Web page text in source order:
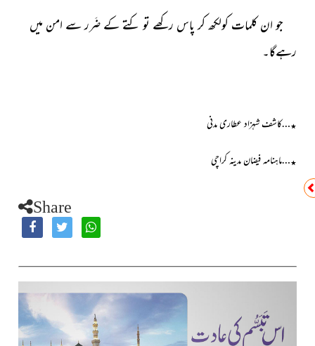
جو ان کلمات کولکھ کر پاس رکھے تو کتے کے ضَرر سے امن میں
رہےگا۔
٭…کاشف شہزاد عطاری مدنی
٭…ماہنامہ فیضان مدینہ کراچی
Share